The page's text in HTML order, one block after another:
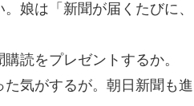
娘は「新聞が届くたびに、
読をプレゼントするか。
気がするが。朝日新聞も進